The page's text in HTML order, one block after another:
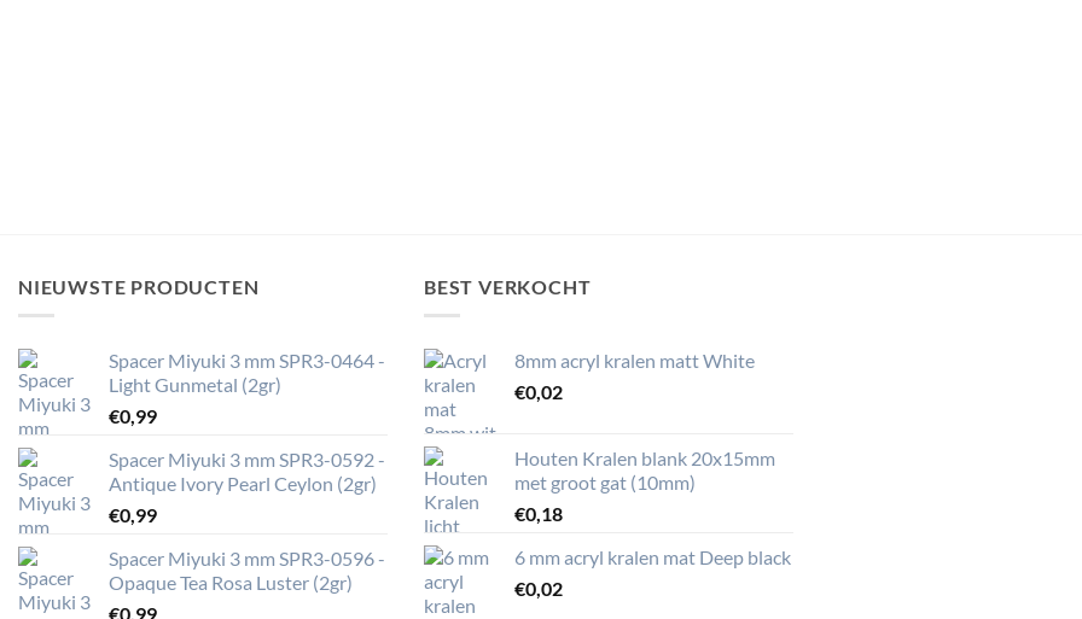
NIEUWSTE PRODUCTEN
Spacer Miyuki 3 mm SPR3-0464 -
Light Gunmetal (2gr)
€0,99
Spacer Miyuki 3 mm SPR3-0592 -
Antique Ivory Pearl Ceylon (2gr)
€0,99
Spacer Miyuki 3 mm SPR3-0596 -
Opaque Tea Rosa Luster (2gr)
€0,99
BEST VERKOCHT
8mm acryl kralen matt White
€0,02
Houten Kralen blank 20x15mm
met groot gat (10mm)
€0,18
6 mm acryl kralen mat Deep black
€0,02